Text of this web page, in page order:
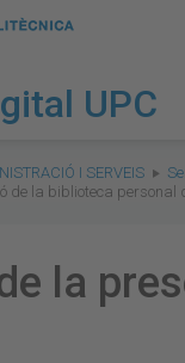
UPC
I SERVEIS
de la biblioteca personal
la